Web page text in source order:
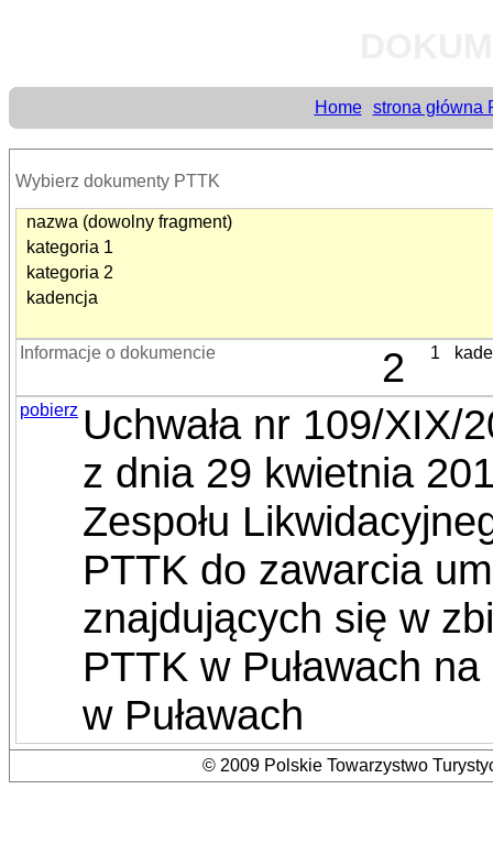
Home strona główna
Wybierz dokumenty PTTK
nazwa (dowolny fragment)
kategoria 1
kategoria 2
kadencja
Informacje o dokumencie 2 1
pobierz Uchwała nr 109/XIX/
z dnia 29 kwietnia
Zespołu
PTTK do zawarcia
znajdujących się w
PTTK w Puławach
w Puławach
© 2009 Polskie Towarzystwo